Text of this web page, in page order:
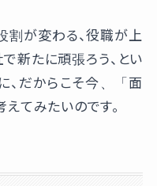
が変わる、役職が上
新たに頑張ろう、とい
、だからこそ今、「面
てみたいのです。